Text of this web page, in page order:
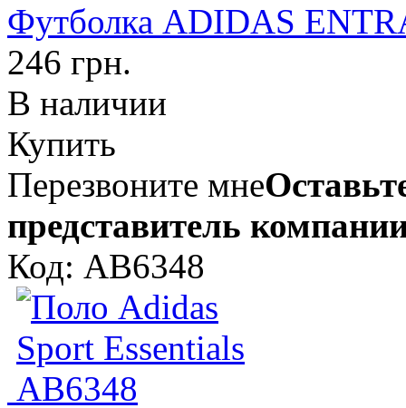
Футболка ADIDAS
246 грн.
В наличии
Купить
Перезвоните мне
представитель
Код: AB6348